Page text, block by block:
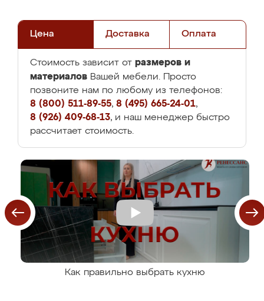
Цена Доставка Оплата
Стоимость зависит от размеров и
материалов Вашей мебели. Просто
позвоните нам по любому из телефонов:
8 (800) 511-89-55, 8 (495) 665-24-01,
8 (926) 409-68-13, и наш менеджер быстро
рассчитает стоимость.
Как правильно выбрать кухню